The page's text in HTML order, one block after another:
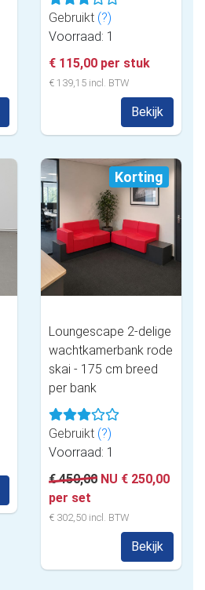
Gebruikt (?)
Voorraad: 1
€ 115,00 per stuk
€ 139,15 incl. BTW
Bekijk
Korting
Loungescape 2-delige
wachtkamerbank rode
skai - 175 cm breed
per bank
Gebruikt (?)
Voorraad: 1
€ 450,00 NU € 250,00
per set
€ 302,50 incl. BTW
Bekijk